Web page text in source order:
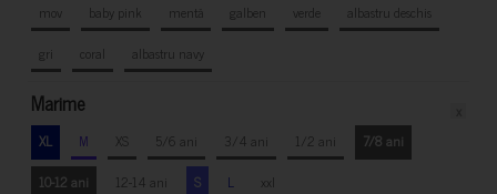
mov
baby pink mentă galben verde
albastru deschis
gri
coral albastru navy
Marime
XL M XS 5/6 ani 3/4 ani 1/2 ani
7/8 ani
10-12 ani
12-14 ani S L xxl